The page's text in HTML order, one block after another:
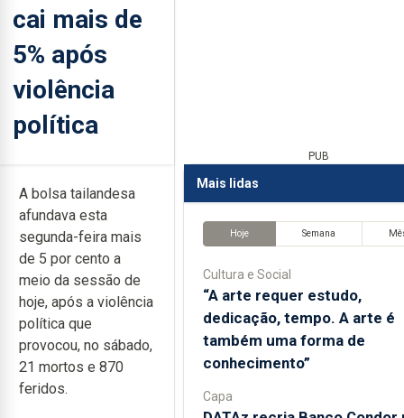
cai mais de
5% após
violência
política
A bolsa tailandesa
afundava esta
segunda-feira mais
de 5 por cento a
meio da sessão de
hoje, após a violência
política que
provocou, no sábado,
21 mortos e 870
feridos.
PUB
Mais lidas
Hoje Semana
Cultura e Social
“A arte requer estudo,
dedicação, tempo. A arte é
também uma forma de
conhecimento”
Capa